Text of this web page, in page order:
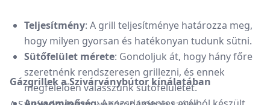
Teljesítmény: A grill teljesítménye határozza meg,
hogy milyen gyorsan és hatékonyan tudunk sütni.
Sütőfelület mérete: Gondoljuk át, hogy hány főre
szeretnénk rendszeresen grillezni, és ennek
megfelelően válasszunk sütőfelületet.
Gázgrillek a Szivárványbútor kínálatában